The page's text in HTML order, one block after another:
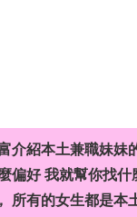
介紹本土兼職妹
偏好 我就幫你找
所有的女生都是